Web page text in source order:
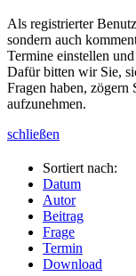
Als registrierter
sondern auch
Termine einstellen
Dafür bitten wir Sie,
Fragen haben,
aufzunehmen.
schließen
Sortiert nach:
Datum
Autor
Beitrag
Frage
Termin
Download